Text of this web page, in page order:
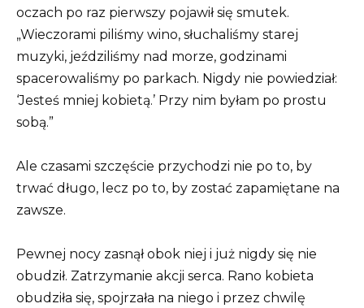
oczach po raz pierwszy pojawił się smutek.
„Wieczorami piliśmy wino, słuchaliśmy starej
muzyki, jeździliśmy nad morze, godzinami
spacerowaliśmy po parkach. Nigdy nie powiedział:
‘Jesteś mniej kobietą.’ Przy nim byłam po prostu
sobą.”
Ale czasami szczęście przychodzi nie po to, by
trwać długo, lecz po to, by zostać zapamiętane na
zawsze.
Pewnej nocy zasnął obok niej i już nigdy się nie
obudził. Zatrzymanie akcji serca. Rano kobieta
obudziła się, spojrzała na niego i przez chwilę